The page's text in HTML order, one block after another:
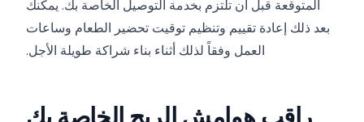
المتوقعة قبل أن تلتزم بخدمة التوصيل الخاصة بك. يمكنك
بعد ذلك إعادة تقييم وتنظيم توقيت تحضير الطعام وساعات
العمل وفقاً لذلك أثناء بناء شراكة طويلة الأجل.
راقب هوامش الربح الخاصة بك